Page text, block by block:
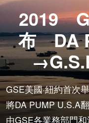
2019
布 DA
GSE美國·紐約首次
將DA PUMP U.S.A
由GSE各業務部門